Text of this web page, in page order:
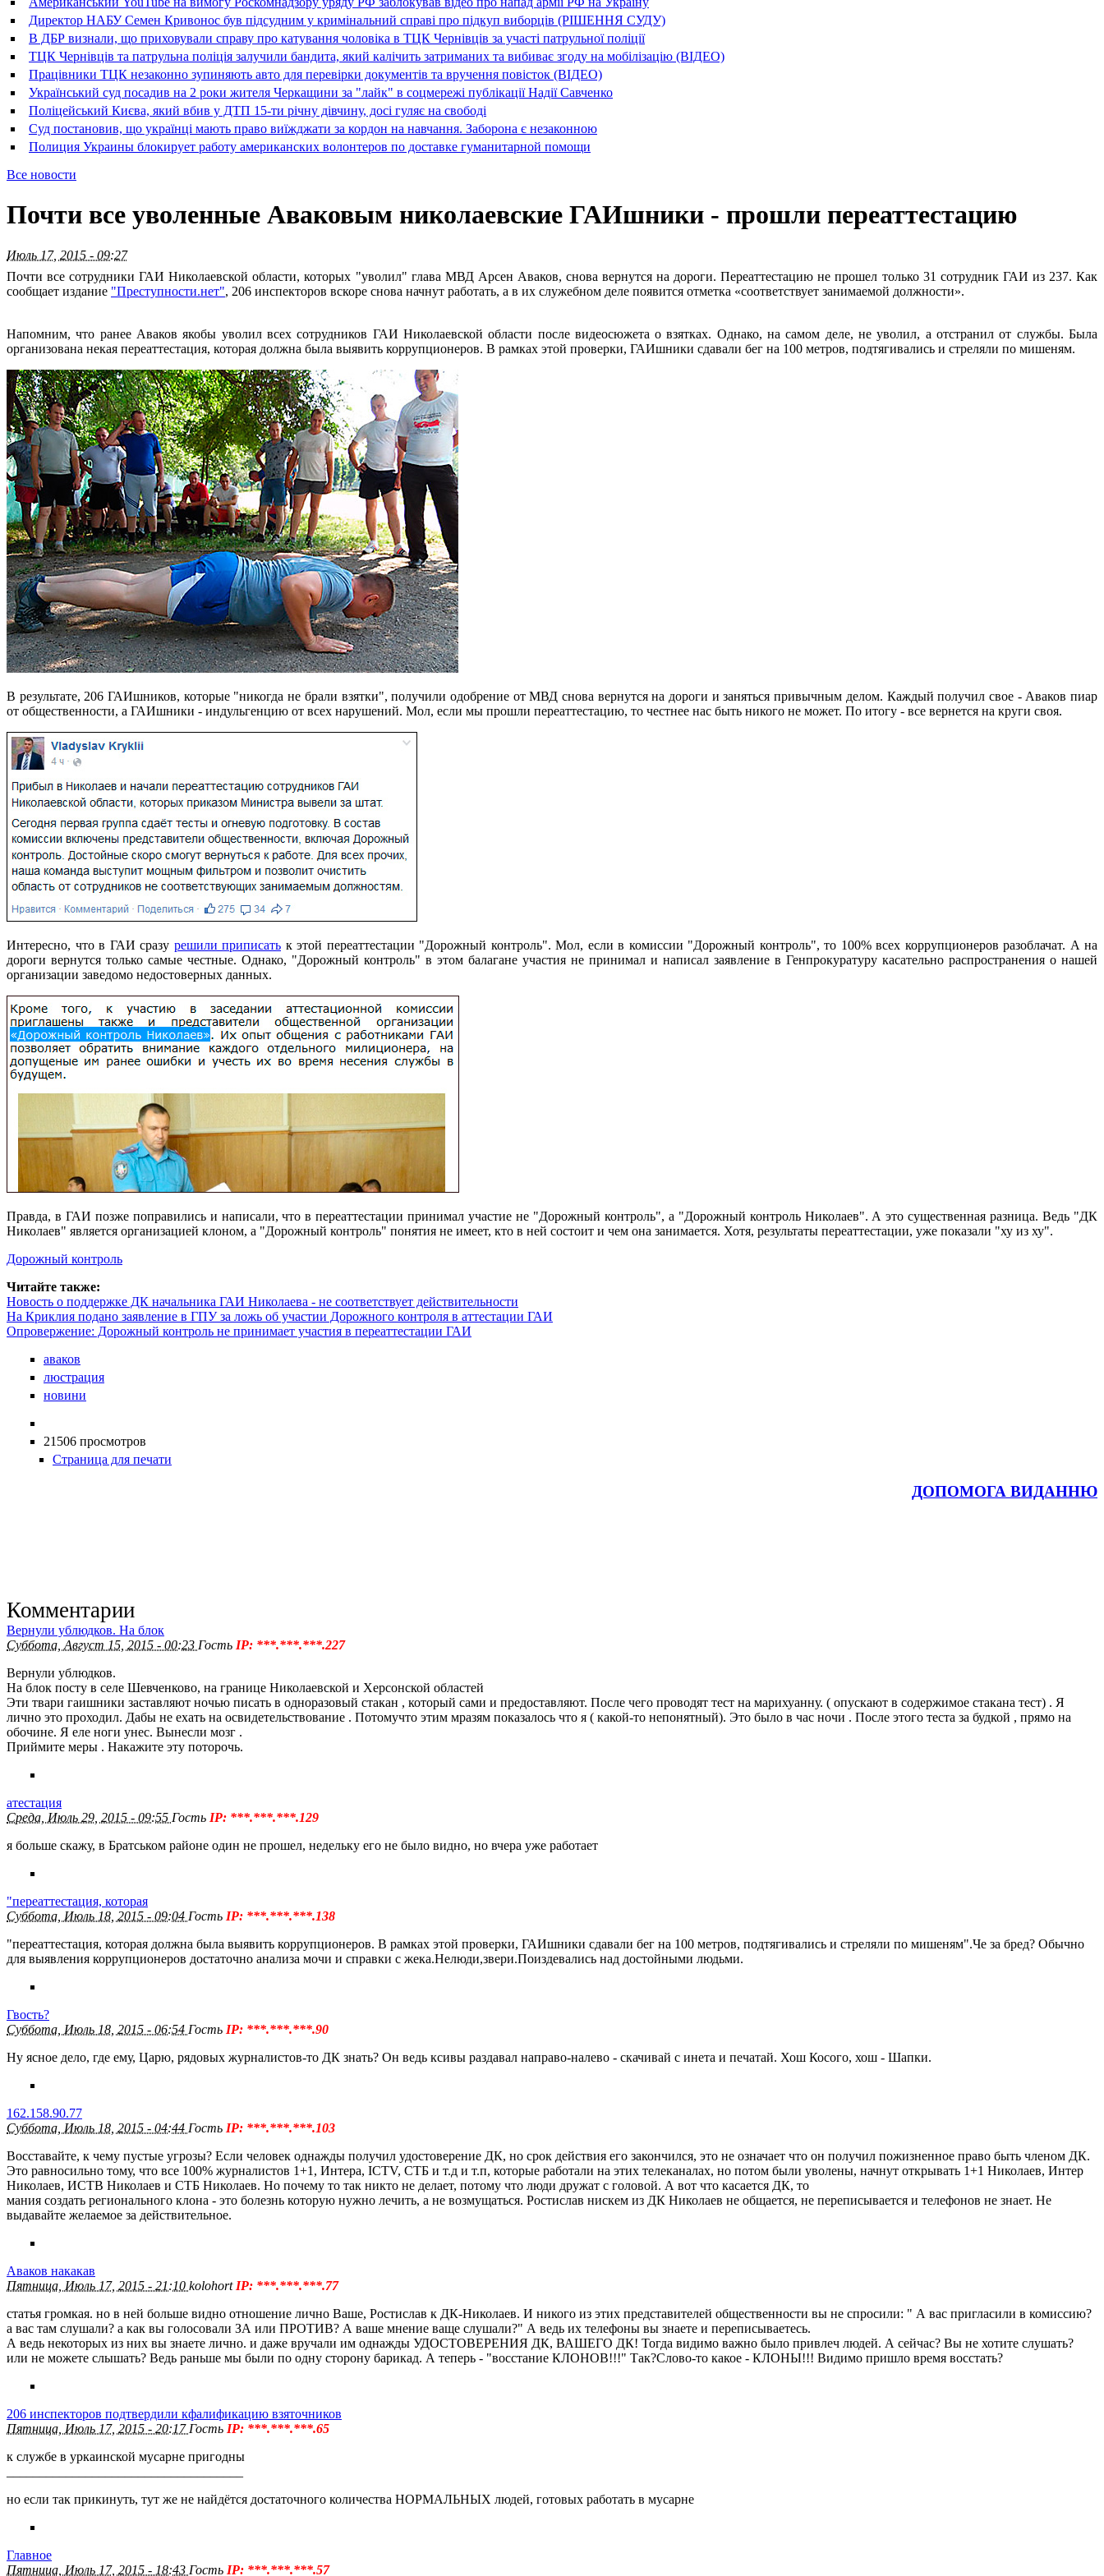
Директор НАБУ Семен Кривонос був підсудним у кримінальний справі про підкуп виборців (РІШЕННЯ СУДУ)
В ДБР визнали, що приховували справу про катування чоловіка в ТЦК Чернівців за участі патрульної поліції
ТЦК Чернівців та патрульна поліція залучили бандита, який калічить затриманих та вибиває згоду на мобілізацію (ВІДЕО)
Працівники ТЦК незаконно зупиняють авто для перевірки документів та вручення повісток (ВІДЕО)
Український суд посадив на 2 роки жителя Черкащини за "лайк" в соцмережі публікації Надії Савченко
Поліцейський Києва, який вбив у ДТП 15-ти річну дівчину, досі гуляє на свободі
Суд постановив, що українці мають право виїжджати за кордон на навчання. Заборона є незаконною
Полиция Украины блокирует работу американских волонтеров по доставке гуманитарной помощи
Все новости
Почти все уволенные Аваковым николаевские ГАИшники - прошли переаттестацию
Июль 17, 2015 - 09:27
Почти все сотрудники ГАИ Николаевской области, которых "уволил" глава МВД Арсен Аваков, снова вернутся на дороги. Переаттестацию не прошел только 31 сотрудник ГАИ из 237. Как
сообщает издание "Преступности.нет", 206 инспекторов вскоре снова начнут работать, а в их служебном деле появится отметка «соответствует занимаемой должности».
Напомним, что ранее Аваков якобы уволил всех сотрудников ГАИ Николаевской области после видеосюжета о взятках. Однако, на самом деле, не уволил, а отстранил от службы. Была
организована некая переаттестация, которая должна была выявить коррупционеров. В рамках этой проверки, ГАИшники сдавали бег на 100 метров, подтягивались и стреляли по мишеням.
В результате, 206 ГАИшников, которые "никогда не брали взятки", получили одобрение от МВД снова вернутся на дороги и заняться привычным делом. Каждый получил свое - Аваков пиар
от общественности, а ГАИшники - индульгенцию от всех нарушений. Мол, если мы прошли переаттестацию, то честнее нас быть никого не может. По итогу - все вернется на круги своя.
Интересно, что в ГАИ сразу решили приписать к этой переаттестации "Дорожный контроль". Мол, если в комиссии "Дорожный контроль", то 100% всех коррупционеров разоблачат. А на
дороги вернутся только самые честные. Однако, "Дорожный контроль" в этом балагане участия не принимал и написал заявление в Генпрокуратуру касательно распространения о нашей
организации заведомо недостоверных данных.
Правда, в ГАИ позже поправились и написали, что в переаттестации принимал участие не "Дорожный контроль", а "Дорожный контроль Николаев". А это существенная разница. Ведь "ДК
Николаев" является организацией клоном, а "Дорожный контроль" понятия не имеет, кто в ней состоит и чем она занимается. Хотя, результаты переаттестации, уже показали "ху из ху".
Дорожный контроль
Читайте также:
Новость о поддержке ДК начальника ГАИ Николаева - не соответствует действительности
На Криклия подано заявление в ГПУ за ложь об участии Дорожного контроля в аттестации ГАИ
Опровержение: Дорожный контроль не принимает участия в переаттестации ГАИ
аваков
люстрация
новини
21506 просмотров
Страница для печати
ДОПОМОГА ВИДАННЮ
Комментарии
Вернули ублюдков. На блок
Суббота, Август 15, 2015 - 00:23 Гость IP: ***.***.***.227
Вернули ублюдков.
На блок посту в селе Шевченково, на границе Николаевской и Херсонской областей
Эти твари гаишники заставляют ночью писать в одноразовый стакан , который сами и предоставляют. После чего проводят тест на марихуанну. ( опускают в содержимое стакана тест) . Я
лично это проходил. Дабы не ехать на освидетельствование . Потомучто этим мразям показалось что я ( какой-то непонятный). Это было в час ночи . После этого теста за будкой , прямо на
обочине. Я еле ноги унес. Вынесли мозг .
Приймите меры . Накажите эту поторочь.
атестация
Среда, Июль 29, 2015 - 09:55 Гость IP: ***.***.***.129
я больше скажу, в Братськом районе один не прошел, недельку его не было видно, но вчера уже работает
"переаттестация, которая
Суббота, Июль 18, 2015 - 09:04 Гость IP: ***.***.***.138
"переаттестация, которая должна была выявить коррупционеров. В рамках этой проверки, ГАИшники сдавали бег на 100 метров, подтягивались и стреляли по мишеням".Че за бред? Обычно
для выявления коррупционеров достаточно анализа мочи и справки с жека.Нелюди,звери.Поиздевались над достойными людьми.
Гвость?
Суббота, Июль 18, 2015 - 06:54 Гость IP: ***.***.***.90
Ну ясное дело, где ему, Царю, рядовых журналистов-то ДК знать? Он ведь ксивы раздавал направо-налево - скачивай с инета и печатай. Хош Косого, хош - Шапки.
162.158.90.77
Суббота, Июль 18, 2015 - 04:44 Гость IP: ***.***.***.103
Восставайте, к чему пустые угрозы? Если человек однажды получил удостоверение ДК, но срок действия его закончился, это не означает что он получил пожизненное право быть членом ДК.
Это равносильно тому, что все 100% журналистов 1+1, Интера, ICTV, СТБ и т.д и т.п, которые работали на этих телеканалах, но потом были уволены, начнут открывать 1+1 Николаев, Интер
Николаев, ИСТВ Николаев и СТБ Николаев. Но почему то так никто не делает, потому что люди дружат с головой. А вот что касается ДК, то
мания создать регионального клона - это болезнь которую нужно лечить, а не возмущаться. Ростислав нискем из ДК Николаев не общается, не переписывается и телефонов не знает. Не
выдавайте желаемое за действительное.
Аваков накакав
Пятница, Июль 17, 2015 - 21:10 kolohort IP: ***.***.***.77
статья громкая. но в ней больше видно отношение лично Ваше, Ростислав к ДК-Николаев. И никого из этих представителей общественности вы не спросили: " А вас пригласили в комиссию?
а вас там слушали? а как вы голосовали ЗА или ПРОТИВ? А ваше мнение ваще слушали?" А ведь их телефоны вы знаете и переписываетесь.
А ведь некоторых из них вы знаете лично. и даже вручали им однажды УДОСТОВЕРЕНИЯ ДК, ВАШЕГО ДК! Тогда видимо важно было привлеч людей. А сейчас? Вы не хотите слушать?
или не можете слышать? Ведь раньше мы были по одну сторону барикад. А теперь - "восстание КЛОНОВ!!!" Так?Слово-то какое - КЛОНЫ!!! Видимо пришло время восстать?
206 инспекторов подтвердили кфалификацию взяточников
Пятница, Июль 17, 2015 - 20:17 Гость IP: ***.***.***.65
к службе в уркаинской мусарне пригодны
но если так прикинуть, тут же не найдётся достаточного количества НОРМАЛЬНЫХ людей, готовых работать в мусарне
Главное
Пятница, Июль 17, 2015 - 18:43 Гость IP: ***.***.***.57